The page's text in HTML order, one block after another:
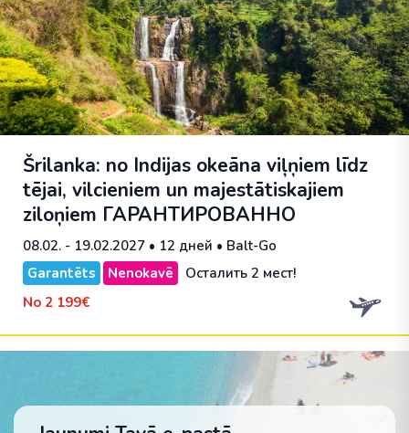
Šrilanka: no Indijas okeāna viļņiem līdz
tējai, vilcieniem un majestātiskajiem
ziloņiem ГАРАНТИРОВАННО
08.02. - 19.02.2027 • 12 дней • Balt-Go
Garantēts
Nenokavē
Осталить 2 мест!
No 2 199€